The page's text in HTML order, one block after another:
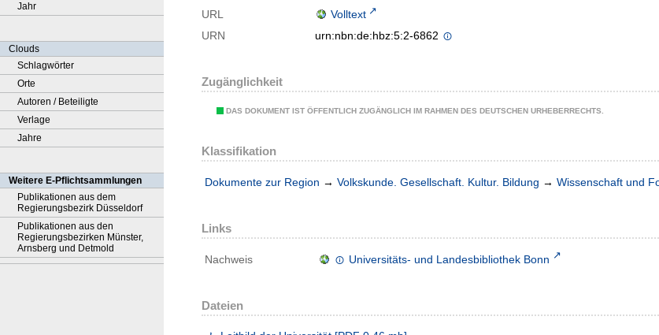
Jahr
Clouds
Schlagwörter
Orte
Autoren / Beteiligte
Verlage
Jahre
Weitere E-Pflichtsammlungen
Publikationen aus dem
Regierungsbezirk Düsseldorf
Publikationen aus den
Regierungsbezirken Münster,
Arnsberg und Detmold
URL
Volltext
URN
urn:nbn:de:hbz:5:2-6862
Zugänglichkeit
DAS DOKUMENT IST ÖFFENTLICH ZUGÄNGLICH IM RAHMEN DES DEUTSCHEN URHEBERRECHTS.
Klassifikation
Dokumente zur Region → Volkskunde. Gesellschaft. Kultur. Bildung → Wissenschaft und
Links
Nachweis Universitäts- und Landesbibliothek Bonn
Dateien